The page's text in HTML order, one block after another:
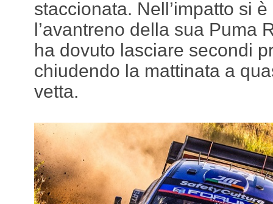
staccionata. Nell’impatto si
l’avantreno della sua Puma
ha dovuto lasciare secondi
chiudendo la mattinata a
vetta.